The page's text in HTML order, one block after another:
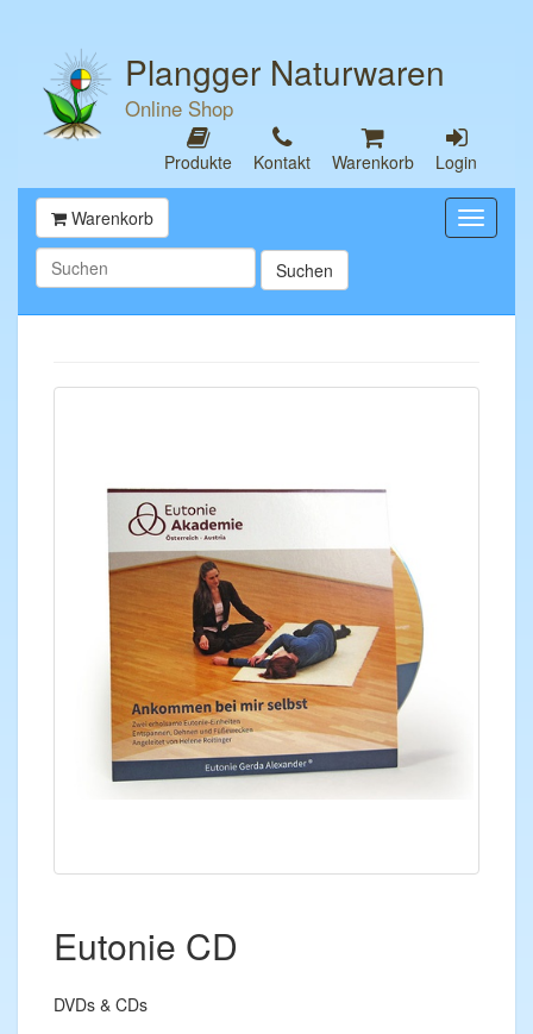
Plangger Naturwaren
Online Shop
Produkte Kontakt Warenkorb Login
Warenkorb
Eutonie CD
DVDs & CDs